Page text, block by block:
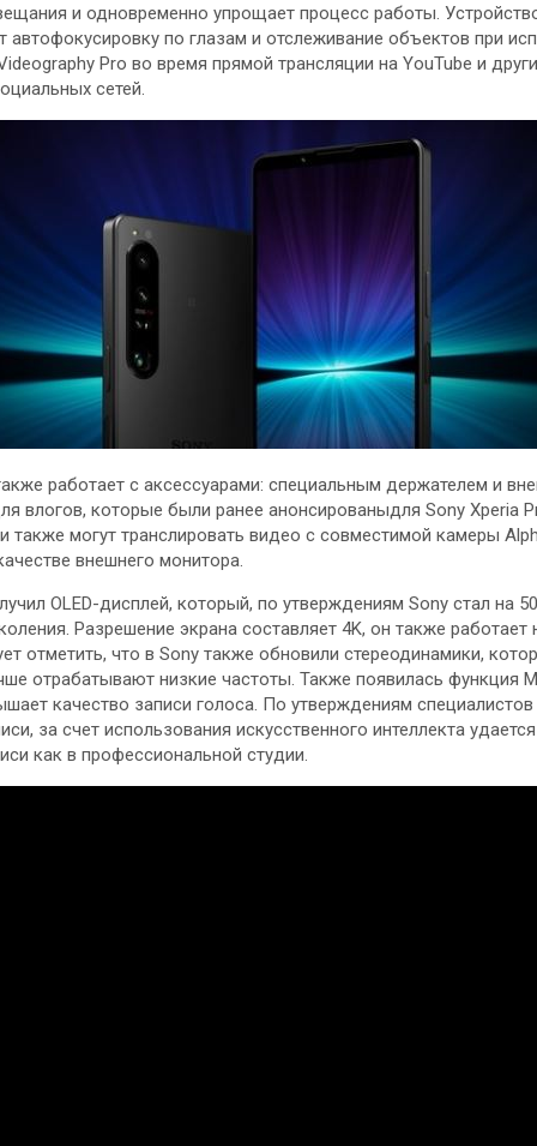
и одновременно упрощает процесс работы.
автофокусировку по глазам и отслеживание объектов при
Pro во время прямой трансляции на YouTube и
сетей.
работает с аксессуарами: специальным держателем и
влогов, которые были ранее анонсированыдля Sony Xperia
также могут транслировать видео с совместимой камеры
внешнего монитора.
OLED-дисплей, который, по утверждениям Sony стал на
Разрешение экрана составляет 4K, он также работает
отметить, что в Sony также обновили стереодинамики,
отрабатывают низкие частоты. Также появилась функция
качество записи голоса. По утверждениям специалистов
за счет использования искусственного интеллекта
как в профессиональной студии.